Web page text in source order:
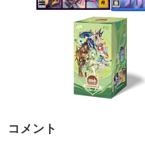
コメント